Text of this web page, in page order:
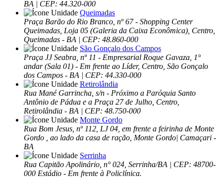
BA | CEP: 44.320-000
Queimadas
Praça Barão do Rio Branco, nº 67 - Shopping Center
Queimadas, Loja 05 (Galeria da Caixa Econômica), Centro,
Queimadas - BA | CEP: 48.860-000
São Gonçalo dos Campos
Praça JJ Seabra, nº 11 - Empresarial Roque Gavaza, 1°
andar (Sala 01) - Em frente ao Líder, Centro, São Gonçalo
dos Campos - BA | CEP: 44.330-000
Retirolândia
Rua Mané Garrincha, s/n - Próximo a Paróquia Santo
Antônio de Pádua e a Praça 27 de Julho, Centro,
Retirolândia - BA | CEP: 48.750-000
Monte Gordo
Rua Bom Jesus, nº 112, LJ 04, em frente a feirinha de Monte
Gordo , ao lado da casa de ração, Monte Gordo| Camaçari -
BA
Serrinha
Rua Capitão Apolinário, n° 024, Serrinha/BA | CEP: 48700-
000 Estádio - Em frente à Policlínica.